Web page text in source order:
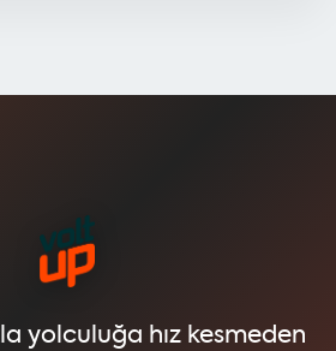
yolculuğa hız kesmeden